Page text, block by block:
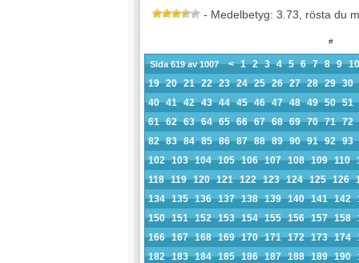
- Medelbetyg: 3.73, rösta du
#
Sida 619 av 1007 < 1 2 3 4 5 6 7 8 9 10
19 20 21 22 23 24 25 26 27 28 29 30
40 41 42 43 44 45 46 47 48 49 50 51
61 62 63 64 65 66 67 68 69 70 71 72
82 83 84 85 86 87 88 89 90 91 92 93
102 103 104 105 106 107 108 109 110
118 119 120 121 122 123 124 125 126
134 135 136 137 138 139 140 141 142
150 151 152 153 154 155 156 157 158
166 167 168 169 170 171 172 173 174
182 183 184 185 186 187 188 189 190